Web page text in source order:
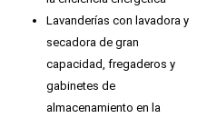
Lavanderías con lavadora y
secadora de gran
capacidad, fregaderos y
gabinetes de
almacenamiento en la